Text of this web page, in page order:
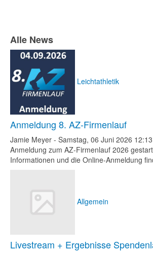
Alle News
Leichtathletik
Anmeldung 8. AZ-Firmenlauf
Jamie Meyer - Samstag, 06 Juni 2026 12:13
Anmeldung zum AZ-Firmenlauf 2026
Informationen und die Online-Anmeldung
Allgemein
Livestream + Ergebnisse